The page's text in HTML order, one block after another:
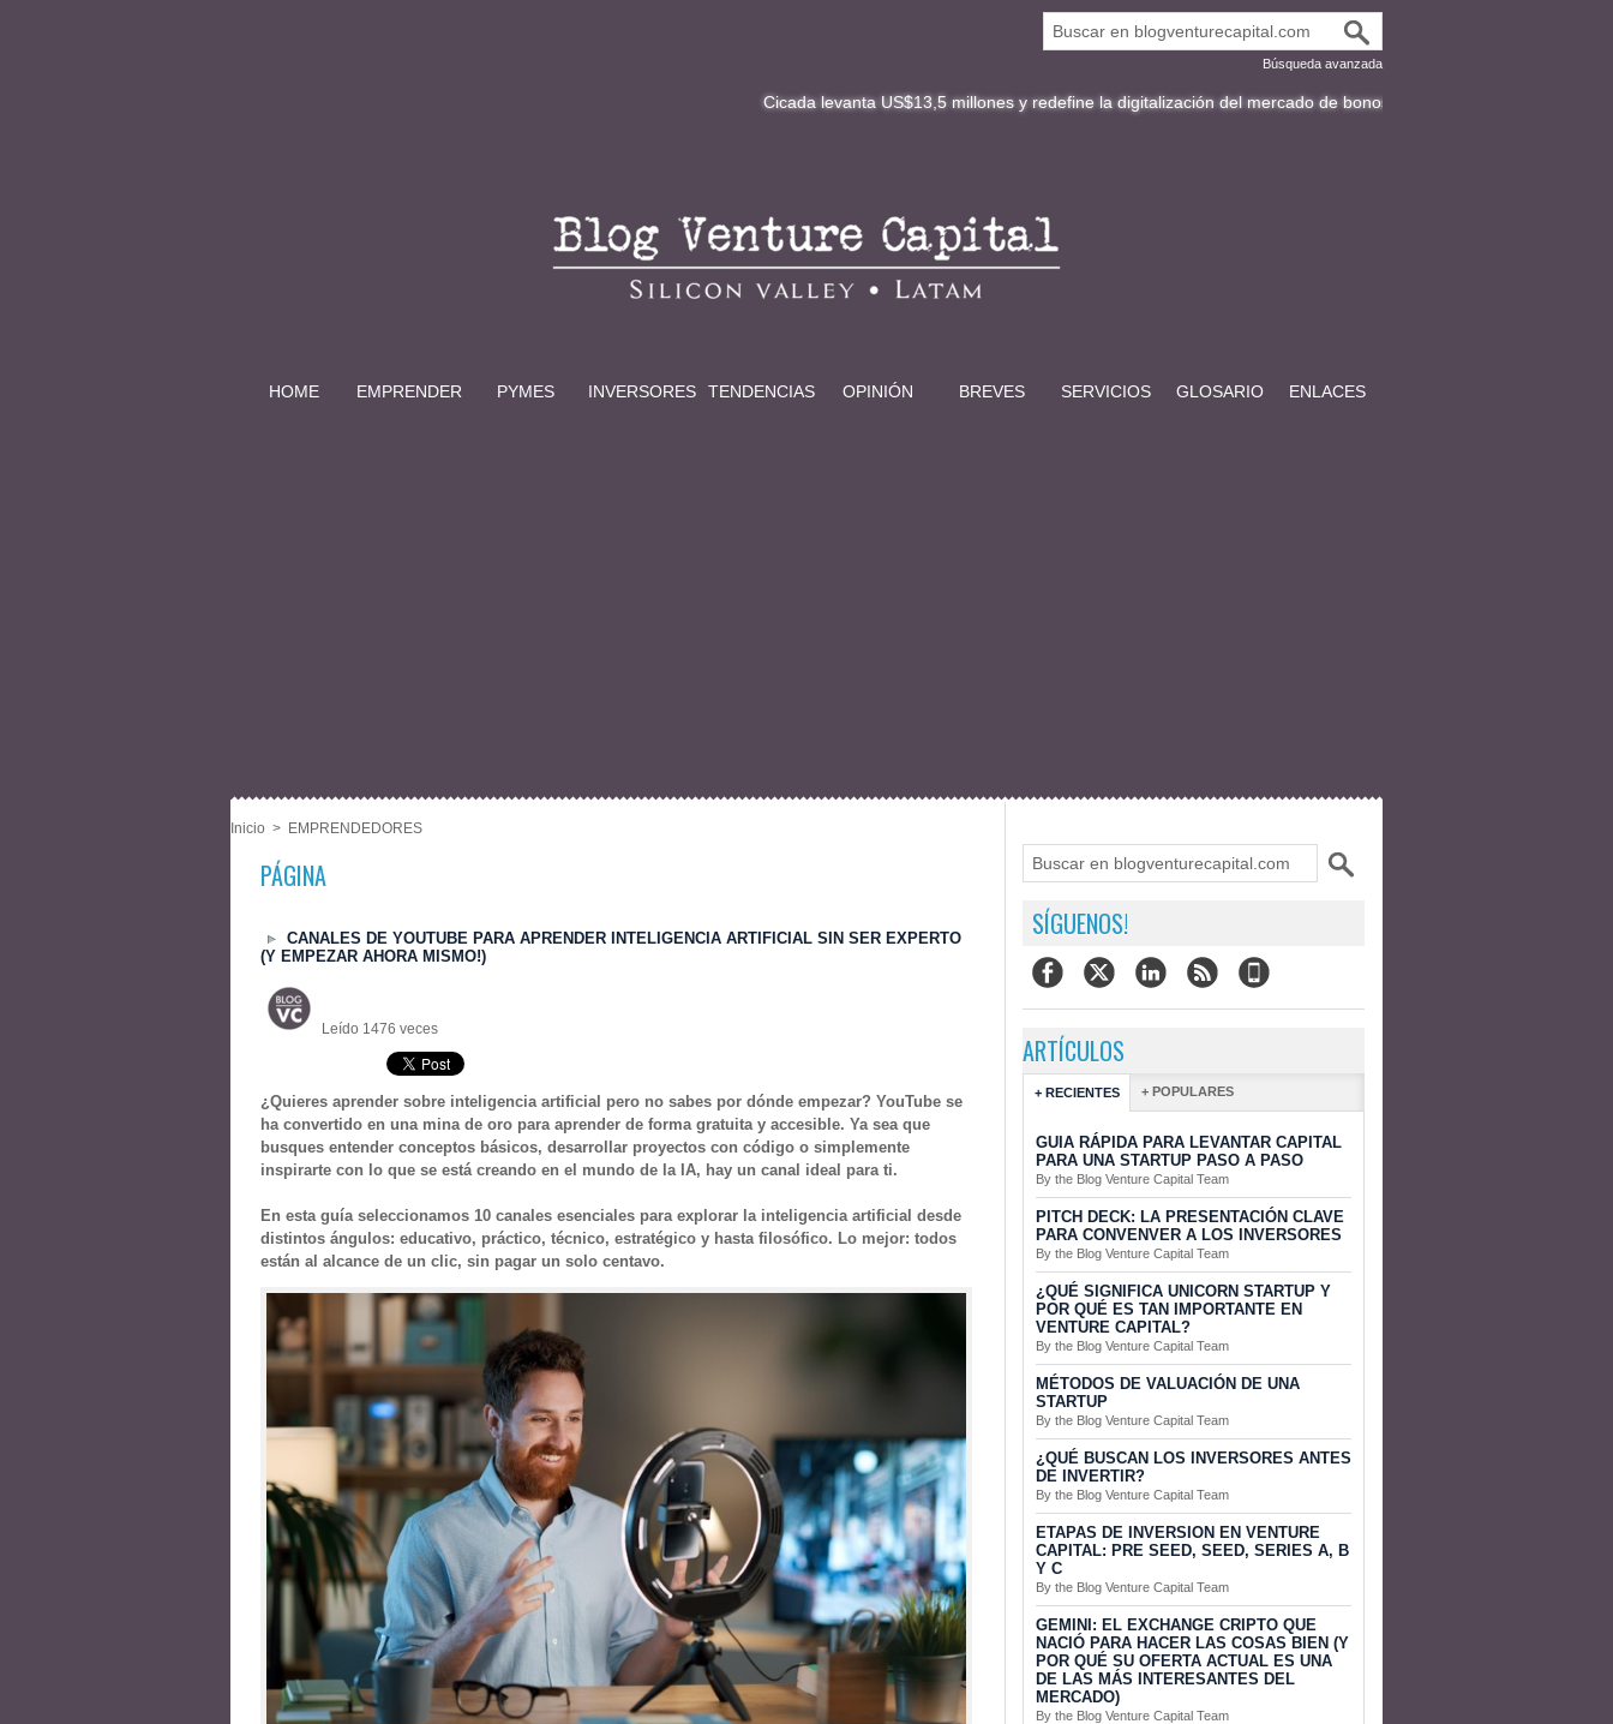
Búsqueda avanzada
Cicada levanta US$13,5 millones y redefine la digitalización del mercado de bonos en Latinoamérica
HOME EMPRENDER PYMES INVERSORES TENDENCIAS OPINIÓN BREVES SERVICIOS GLOSARIO ENLACES
Inicio > EMPRENDEDORES
PÁGINA
CANALES DE YOUTUBE PARA APRENDER INTELIGENCIA ARTIFICIAL SIN SER EXPERTO
(Y EMPEZAR AHORA MISMO!)
Leído 1476 veces
¿Quieres aprender sobre inteligencia artificial pero no sabes por dónde empezar? YouTube se
ha convertido en una mina de oro para aprender de forma gratuita y accesible. Ya sea que
busques entender conceptos básicos, desarrollar proyectos con código o simplemente
inspirarte con lo que se está creando en el mundo de la IA, hay un canal ideal para ti.
En esta guía seleccionamos 10 canales esenciales para explorar la inteligencia artificial desde
distintos ángulos: educativo, práctico, técnico, estratégico y hasta filosófico. Lo mejor: todos
están al alcance de un clic, sin pagar un solo centavo.
SÍGUENOS!
ARTÍCULOS
+ RECIENTES + POPULARES
GUIA RÁPIDA PARA LEVANTAR CAPITAL
PARA UNA STARTUP PASO A PASO
By the Blog Venture Capital Team
PITCH DECK: LA PRESENTACIÓN CLAVE
PARA CONVENVER A LOS INVERSORES
By the Blog Venture Capital Team
¿QUÉ SIGNIFICA UNICORN STARTUP Y
POR QUÉ ES TAN IMPORTANTE EN
VENTURE CAPITAL?
By the Blog Venture Capital Team
MÉTODOS DE VALUACIÓN DE UNA
STARTUP
By the Blog Venture Capital Team
¿QUÉ BUSCAN LOS INVERSORES ANTES
DE INVERTIR?
By the Blog Venture Capital Team
ETAPAS DE INVERSION EN VENTURE
CAPITAL: PRE SEED, SEED, SERIES A, B
Y C
By the Blog Venture Capital Team
GEMINI: EL EXCHANGE CRIPTO QUE
NACIÓ PARA HACER LAS COSAS BIEN (Y
POR QUÉ SU OFERTA ACTUAL ES UNA
DE LAS MÁS INTERESANTES DEL
MERCADO)
By the Blog Venture Capital Team